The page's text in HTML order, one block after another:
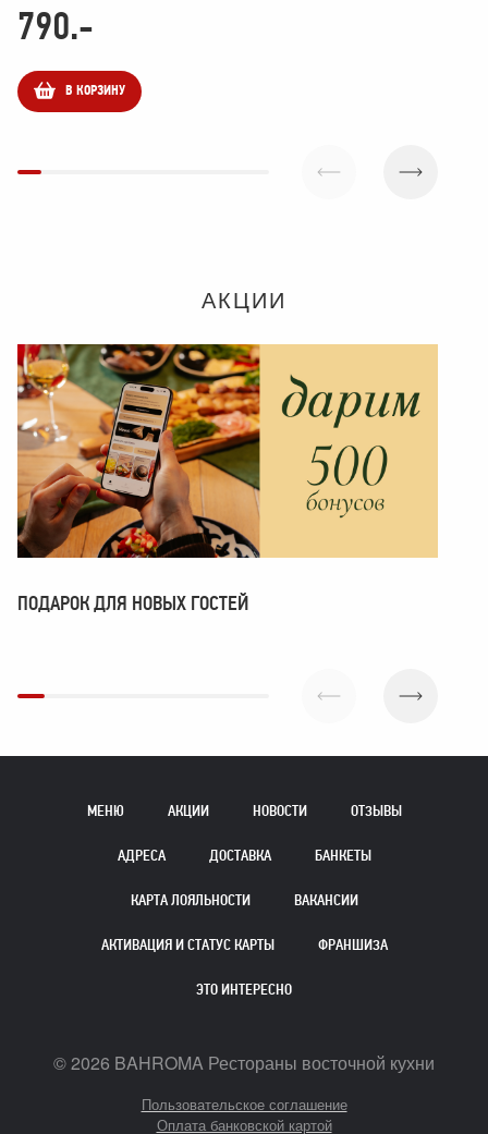
790.-
В КОРЗИНУ
АКЦИИ
ПОДАРОК ДЛЯ НОВЫХ ГОСТЕЙ
МЕНЮ АКЦИИ НОВОСТИ ОТЗЫВЫ
АДРЕСА ДОСТАВКА БАНКЕТЫ
КАРТА ЛОЯЛЬНОСТИ ВАКАНСИИ
АКТИВАЦИЯ И СТАТУС КАРТЫ ФРАНШИЗА
ЭТО ИНТЕРЕСНО
©2026 BAHROMA Рестораны восточной кухни
Пользовательское соглашение
Оплата банковской картой